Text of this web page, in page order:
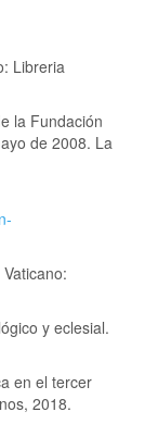
Libreria
la Fundación
de 2008. La
y eclesial.
en el tercer
2018.